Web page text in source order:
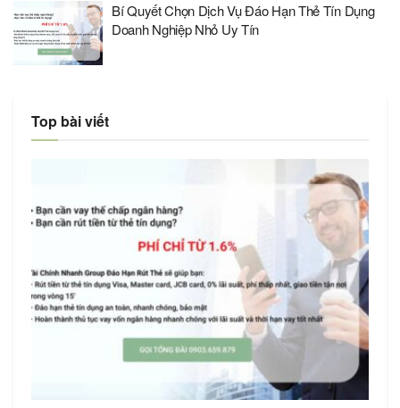
Bí Quyết Chọn Dịch Vụ Đáo Hạn Thẻ Tín Dụng
Doanh Nghiệp Nhỏ Uy Tín
Top bài viết